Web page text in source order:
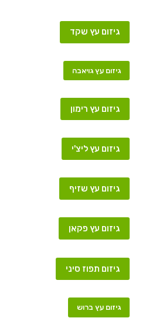
גיזום עץ שקד
גיזום עץ גויאבה
גיזום עץ רימון
גיזום עץ ליצ'י
גיזום עץ שזיף
גיזום עץ פקאן
גיזום תפוז סיני
גיזום עץ ברוש